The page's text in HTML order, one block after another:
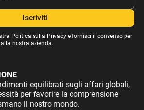
Politica sulla Privacye fornisci il consenso per
nostra azienda.
equilibrati sugli affari globali,
per favorire la comprensione
il nostro mondo.